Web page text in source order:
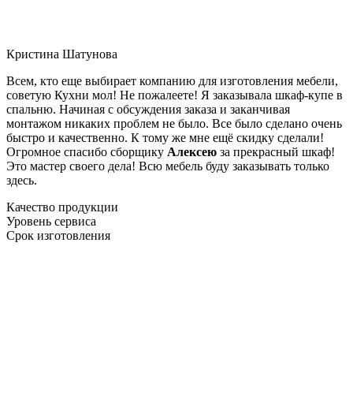
Кристина Шатунова
Всем, кто еще выбирает компанию для изготовления мебели,
советую Кухни мол! Не пожалеете! Я заказывала шкаф-купе в
спальню. Начиная с обсуждения заказа и заканчивая
монтажом никаких проблем не было. Все было сделано очень
быстро и качественно. К тому же мне ещё скидку сделали!
Огромное спасибо сборщику Алексею за прекрасный шкаф!
Это мастер своего дела! Всю мебель буду заказывать только
здесь.
Качество продукции
Уровень сервиса
Срок изготовления